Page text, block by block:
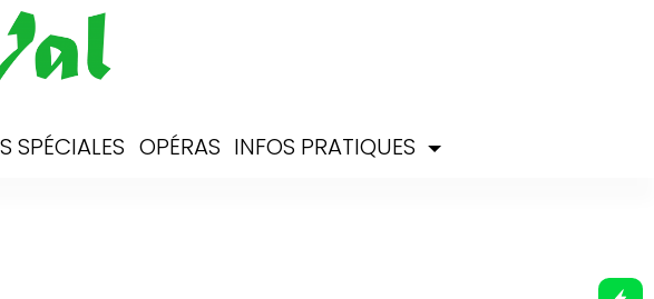
SPÉCIALES OPÉRAS INFOS PRATIQUES